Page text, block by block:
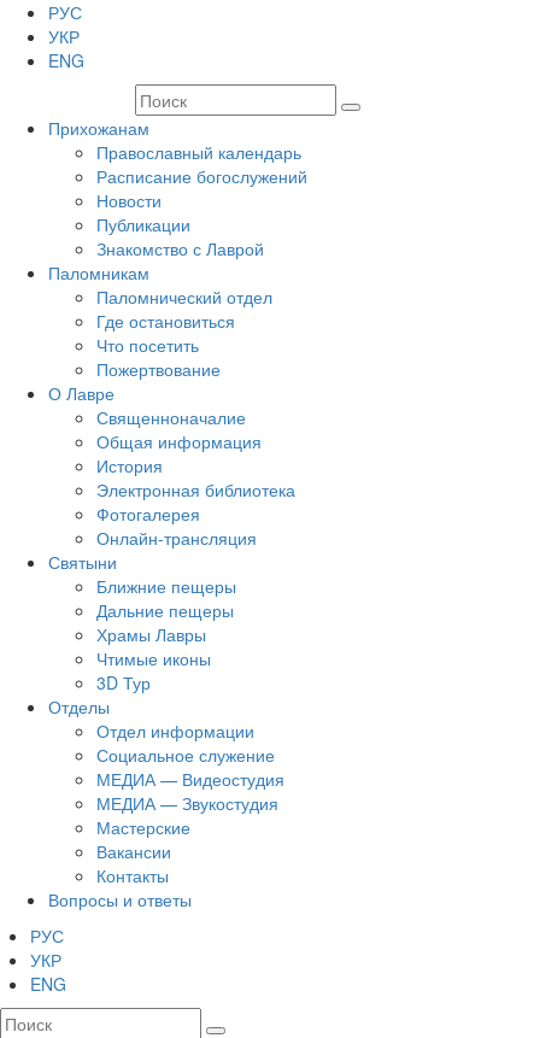
РУС
УКР
ENG
Прихожанам
Православный календарь
Расписание богослужений
Новости
Публикации
Знакомство с Лаврой
Паломникам
Паломнический отдел
Где остановиться
Что посетить
Пожертвование
О Лавре
Священноначалие
Общая информация
История
Электронная библиотека
Фотогалерея
Онлайн-трансляция
Святыни
Ближние пещеры
Дальние пещеры
Храмы Лавры
Чтимые иконы
3D Тур
Отделы
Отдел информации
Социальное служение
МЕДИА — Видеостудия
МЕДИА — Звукостудия
Мастерские
Вакансии
Контакты
Вопросы и ответы
РУС
УКР
ENG